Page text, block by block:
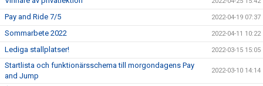
Pay and Ride 7/5 2022-04-19 07:37
Sommarbete 2022 2022-04-11 10:22
Lediga stallplatser! 2022-03-15 15:05
Startlista och funktionärsschema till morgondagens Pay
and Jump
2022-03-10 14:14